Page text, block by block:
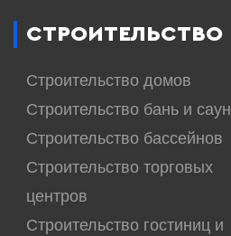
СТРОИТЕЛЬСТВО
Строительство домов
Строительство бань и саун
Строительство бассейнов
Строительство торговых
центров
Строительство гостиниц и